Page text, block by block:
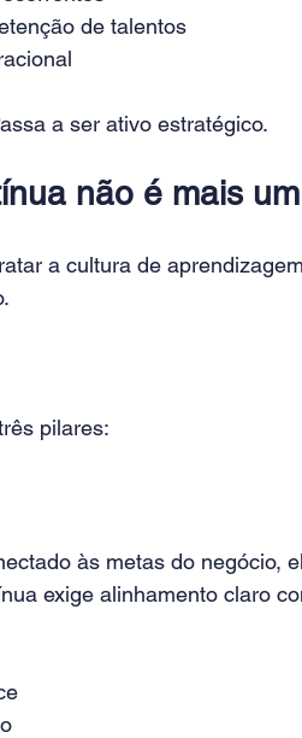
de talentos
a ser ativo estratégico.
não é mais
a cultura de
pilares:
às metas do negócio,
exige alinhamento claro